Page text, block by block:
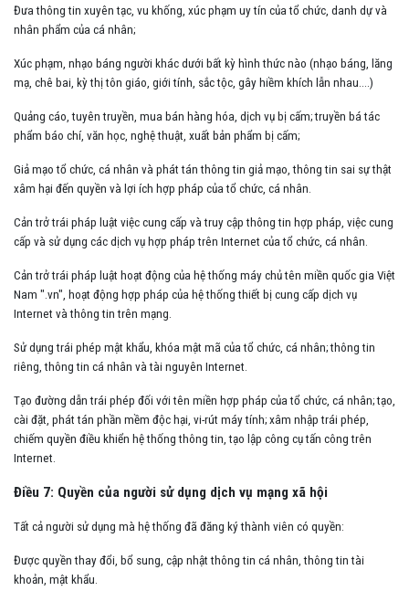
Đưa thông tin xuyên tạc, vu khống, xúc phạm uy tín của tổ chức, danh dự và
nhân phẩm của cá nhân;
Xúc phạm, nhạo báng người khác dưới bất kỳ hình thức nào (nhạo báng, lăng
mạ, chê bai, kỳ thị tôn giáo, giới tính, sắc tộc, gây hiềm khích lẫn nhau….)
Quảng cáo, tuyên truyền, mua bán hàng hóa, dịch vụ bị cấm; truyền bá tác
phẩm báo chí, văn học, nghệ thuật, xuất bản phẩm bị cấm;
Giả mạo tổ chức, cá nhân và phát tán thông tin giả mạo, thông tin sai sự thật
xâm hại đến quyền và lợi ích hợp pháp của tổ chức, cá nhân.
Cản trở trái pháp luật việc cung cấp và truy cập thông tin hợp pháp, việc cung
cấp và sử dụng các dịch vụ hợp pháp trên Internet của tổ chức, cá nhân.
Cản trở trái pháp luật hoạt động của hệ thống máy chủ tên miền quốc gia Việt
Nam ".vn", hoạt động hợp pháp của hệ thống thiết bị cung cấp dịch vụ
Internet và thông tin trên mạng.
Sử dụng trái phép mật khẩu, khóa mật mã của tổ chức, cá nhân; thông tin
riêng, thông tin cá nhân và tài nguyên Internet.
Tạo đường dẫn trái phép đối với tên miền hợp pháp của tổ chức, cá nhân; tạo,
cài đặt, phát tán phần mềm độc hại, vi-rút máy tính; xâm nhập trái phép,
chiếm quyền điều khiển hệ thống thông tin, tạo lập công cụ tấn công trên
Internet.
Điều 7: Quyền của người sử dụng dịch vụ mạng xã hội
Tất cả người sử dụng mà hệ thống đã đăng ký thành viên có quyền:
Được quyền thay đổi, bổ sung, cập nhật thông tin cá nhân, thông tin tài
khoản, mật khẩu.